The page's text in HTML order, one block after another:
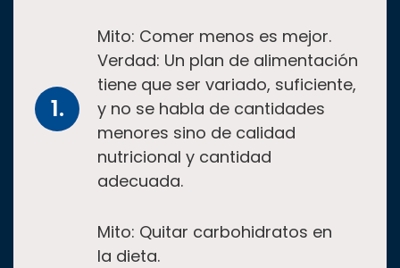
Mito: Comer menos es mejor.
Verdad: Un plan de alimentación
tiene que ser variado, suficiente,
y no se habla de cantidades
menores sino de calidad
nutricional y cantidad
adecuada.
Mito: Quitar carbohidratos en
la dieta.